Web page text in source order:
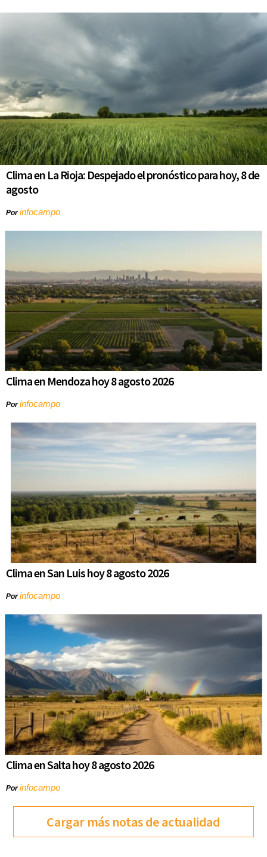
Clima en La Rioja: Despejado el pronóstico para hoy, 8 de
agosto
Porinfocampo
Clima en Mendoza hoy 8 agosto 2026
Porinfocampo
Clima en San Luis hoy 8 agosto 2026
Porinfocampo
Clima en Salta hoy 8 agosto 2026
Porinfocampo
Cargar más notas de actualidad